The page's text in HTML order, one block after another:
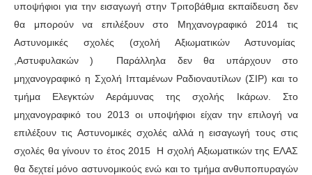
υποψήφιοι για την εισαγωγή στην Τριτοβάθμια εκπαίδευση δεν
θα μπορούν να επιλέξουν στο Μηχανογραφικό 2014 τις
Αστυνομικές σχολές (σχολή Αξιωματικών Αστυνομίας
,Αστυφυλακών ) Παράλληλα δεν θα υπάρχουν στο
μηχανογραφικό η Σχολή Ιπταμένων Ραδιοναυτίλων (ΣΙΡ) και το
τμήμα Ελεγκτών Αεράμυνας της σχολής Ικάρων. Στο
μηχανογραφικό του 2013 οι υποψήφιοι είχαν την επιλογή να
επιλέξουν τις Αστυνομικές σχολές αλλά η εισαγωγή τους στις
σχολές θα γίνουν το έτος 2015 Η σχολή Αξιωματικών της ΕΛΑΣ
θα δεχτεί μόνο αστυνομικούς ενώ και το τμήμα ανθυποπυραγών